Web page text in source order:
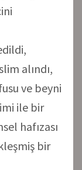
alındı,
ve beyni
ile bir
hafızası
bir